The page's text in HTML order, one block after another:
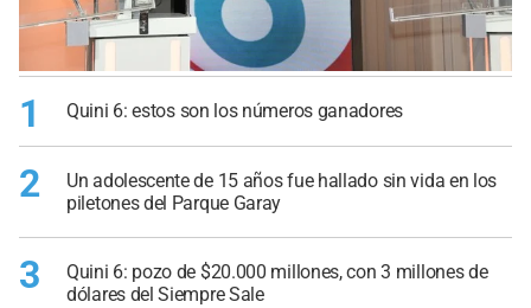
1 Quini 6: estos son los números ganadores
2
Un adolescente de 15 años fue hallado sin vida en los
piletones del Parque Garay
3
Quini 6: pozo de $20.000 millones, con 3 millones de
dólares del Siempre Sale